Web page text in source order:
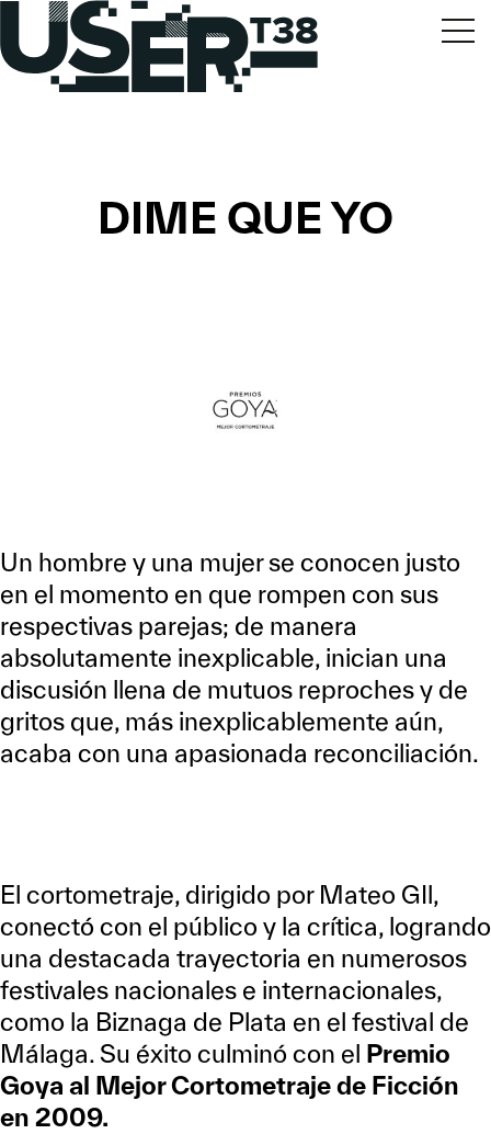
DIME QUE YO
Un hombre y una mujer se conocen justo
en el momento en que rompen con sus
respectivas parejas; de manera
absolutamente inexplicable, inician una
discusión llena de mutuos reproches y de
gritos que, más inexplicablemente aún,
acaba con una apasionada reconciliación.
El cortometraje, dirigido por Mateo GIl,
conectó con el público y la crítica, logrando
una destacada trayectoria en numerosos
festivales nacionales e internacionales,
como la Biznaga de Plata en el festival de
Málaga. Su éxito culminó con el Premio
Goya al Mejor Cortometraje de Ficción
en 2009.